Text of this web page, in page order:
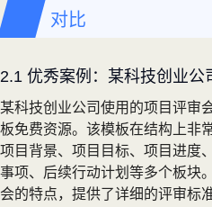
对比
2.1 优秀案例：某科技创业公
某科技创业公司使用的项目评审
板免费资源。该模板在结构上非
项目背景、项目目标、项目进度
事项、后续行动计划等多个板块
会的特点，提供了详细的评审标